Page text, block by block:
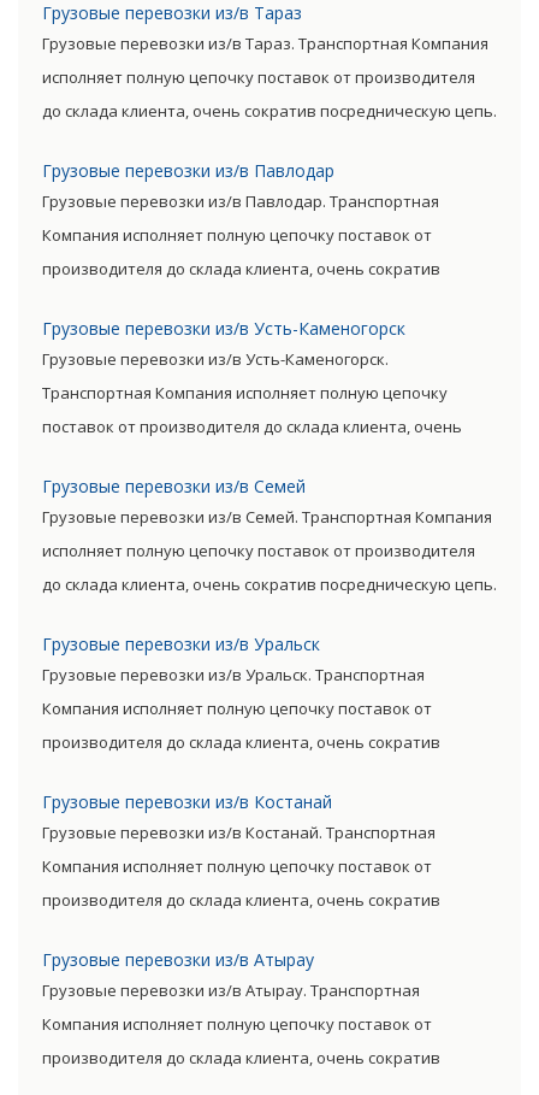
уменьшить транспортные затраты, существенно снизив
уровень итоговой цены товара.
Грузовые перевозки из/в Тараз
Грузовые перевозки из/в Тараз. Транспортная Компания
исполняет полную цепочку поставок от производителя
до склада клиента, очень сократив посредническую цепь.
затраты, существенно снизив уровень итоговой цены
товара.
Грузовые перевозки из/в Павлодар
Грузовые перевозки из/в Павлодар. Транспортная
Компания исполняет полную цепочку поставок от
производителя до склада клиента, очень сократив
уменьшить транспортные затраты, существенно снизив
уровень итоговой цены товара.
Грузовые перевозки из/в Усть-Каменогорск
Грузовые перевозки из/в Усть-Каменогорск.
Транспортная Компания исполняет полную цепочку
поставок от производителя до склада клиента, очень
позволяют уменьшить транспортные затраты,
существенно снизив уровень итоговой цены товара.
Грузовые перевозки из/в Семей
Грузовые перевозки из/в Семей. Транспортная Компания
исполняет полную цепочку поставок от производителя
до склада клиента, очень сократив посредническую цепь.
затраты, существенно снизив уровень итоговой цены
товара.
Грузовые перевозки из/в Уральск
Грузовые перевозки из/в Уральск. Транспортная
Компания исполняет полную цепочку поставок от
производителя до склада клиента, очень сократив
уменьшить транспортные затраты, существенно снизив
уровень итоговой цены товара.
Грузовые перевозки из/в Костанай
Грузовые перевозки из/в Костанай. Транспортная
Компания исполняет полную цепочку поставок от
производителя до склада клиента, очень сократив
уменьшить транспортные затраты, существенно снизив
уровень итоговой цены товара.
Грузовые перевозки из/в Атырау
Грузовые перевозки из/в Атырау. Транспортная
Компания исполняет полную цепочку поставок от
производителя до склада клиента, очень сократив